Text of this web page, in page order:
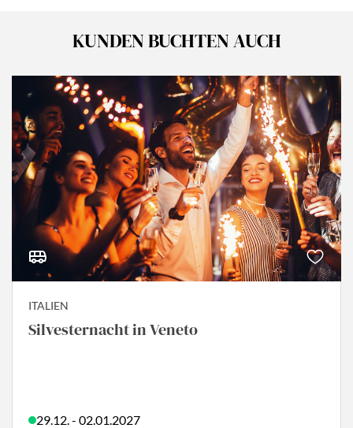
KUNDEN BUCHTEN AUCH
ITALIEN
Silvesternacht in Veneto
29.12. - 02.01.2027